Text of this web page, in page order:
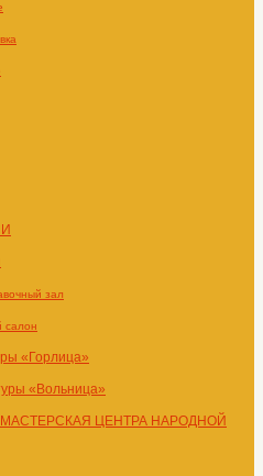
зал
салон
«Горлица»
«Вольница»
ЦЕНТРА НАРОДНОЙ